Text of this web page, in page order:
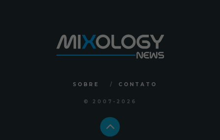
SOBRE CONTATO
© 2007 -2026